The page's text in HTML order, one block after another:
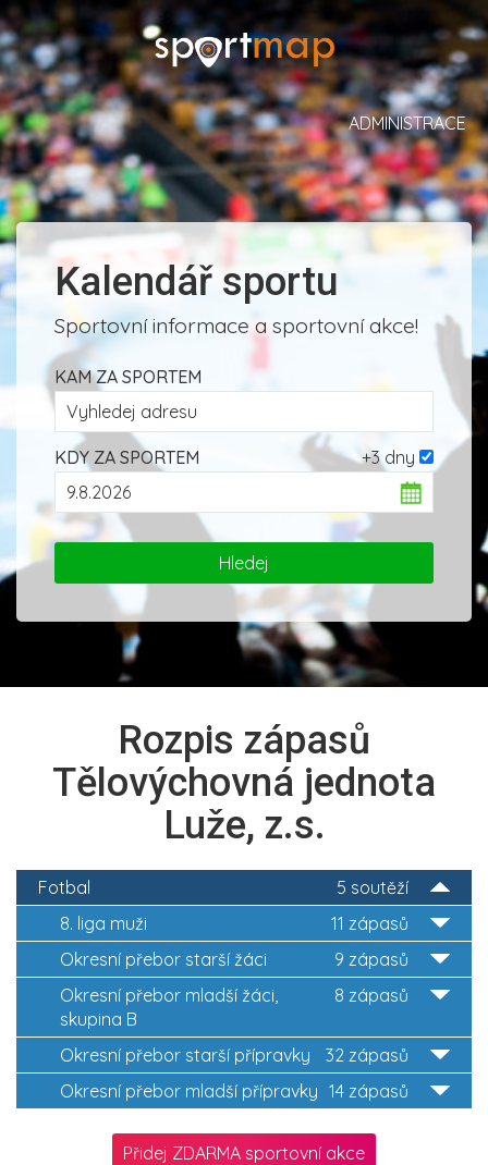
ADMINISTRACE
Kalendář sportu
Sportovní informace a sportovní akce!
KAM ZA SPORTEM
+3 dny
KDY ZA SPORTEM
Rozpis zápasů
Tělovýchovná jednota
Luže, z.s.
5 soutěží
Fotbal
11 zápasů
8. liga muži
9 zápasů
Okresní přebor starší žáci
8 zápasů
Okresní přebor mladší žáci,
skupina B
32 zápasů
Okresní přebor starší přípravky
14 zápasů
Okresní přebor mladší přípravky
Přidej ZDARMA sportovní akce